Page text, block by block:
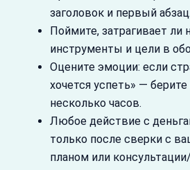
заголовок и первый абзац.
Поймите, затрагивает ли
инструменты и цели в
Оцените эмоции: если
хочется успеть» —
несколько часов.
Любое действие с
только после сверки с
планом или